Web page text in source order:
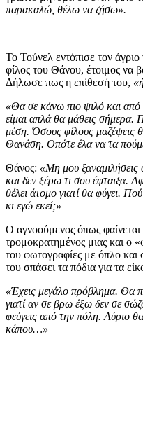
παρακαλώ, θέλω να ζήσω».
Το Τούνελ εντόπισε τον
φίλος του Θάνου, έτοιμος να
Δήλωσε πως η επίθεσή του,
«Θα σε κάνω πιο ψιλό και από
είμαι απλά θα μάθεις σήμερα.
μέση. Όσους φίλους μαζέψεις
Θανάση. Οπότε έλα να τα
Θάνος: «Μη μου ξαναμιλήσεις
και δεν ξέρω τι σου έφταιξα.
θέλει άτομο γιατί θα φύγει.
κι εγώ εκεί;»
Ο αγνοούμενος όπως
τρομοκρατημένος μιας και ο
του φωτογραφίες με όπλο και
του σπάσει τα πόδια για τα
«Έχεις μεγάλο πρόβλημα. Θα
γιατί αν σε βρω έξω δεν σε
φεύγεις από την πόλη. Αύριο
κάπου…»